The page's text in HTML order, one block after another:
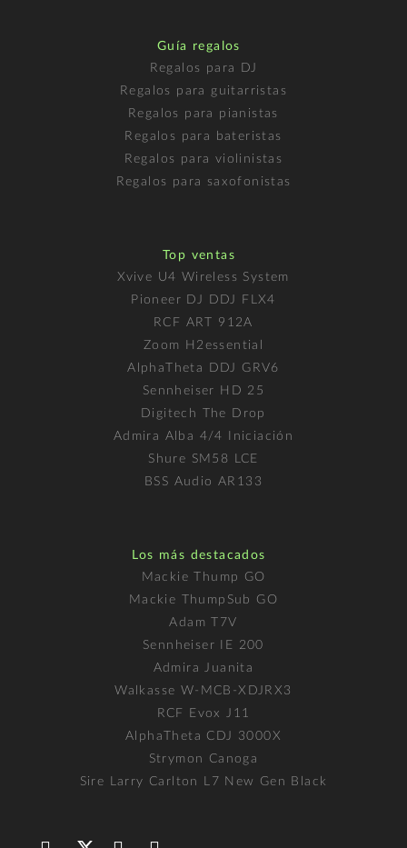
Guía regalos
Regalos para DJ
Regalos para guitarristas
Regalos para pianistas
Regalos para bateristas
Regalos para violinistas
Regalos para saxofonistas
Top ventas
Xvive U4 Wireless System
Pioneer DJ DDJ FLX4
RCF ART 912A
Zoom H2essential
AlphaTheta DDJ GRV6
Sennheiser HD 25
Digitech The Drop
Admira Alba 4/4 Iniciación
Shure SM58 LCE
BSS Audio AR133
Los más destacados
Mackie Thump GO
Mackie ThumpSub GO
Adam T7V
Sennheiser IE 200
Admira Juanita
Walkasse W-MCB-XDJRX3
RCF Evox J11
AlphaTheta CDJ 3000X
Strymon Canoga
Sire Larry Carlton L7 New Gen Black